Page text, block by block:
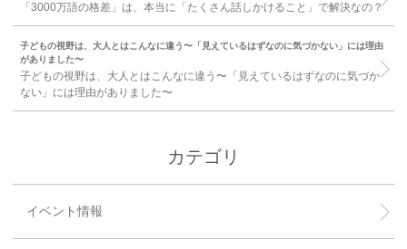
「3000万語の格差」は、本当に「たくさん話しかけること」で解決なの？
子どもの視野は、大人とはこんなに違う〜「見えているはずなのに気づかない」には理由
がありました〜
子どもの視野は、大人とはこんなに違う〜「見えているはずなのに気づか
ない」には理由がありました〜
カテゴリ
イベント情報